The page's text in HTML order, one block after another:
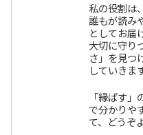
私の役割は
誰もが読み
としてお届
大切に守り
さ」を見つ
していきま
「縁ぱす
で分かりや
て、どうぞ